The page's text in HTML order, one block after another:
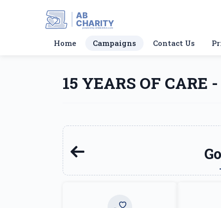
AB
CHARITY
powerd by ahblicklive.com
Home Campaigns Contact Us
15 YEARS OF CARE